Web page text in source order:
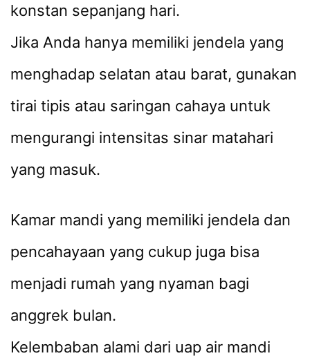
konstan sepanjang hari.
Jika Anda hanya memiliki jendela yang
menghadap selatan atau barat, gunakan
tirai tipis atau saringan cahaya untuk
mengurangi intensitas sinar matahari
yang masuk.
Kamar mandi yang memiliki jendela dan
pencahayaan yang cukup juga bisa
menjadi rumah yang nyaman bagi
anggrek bulan.
Kelembaban alami dari uap air mandi